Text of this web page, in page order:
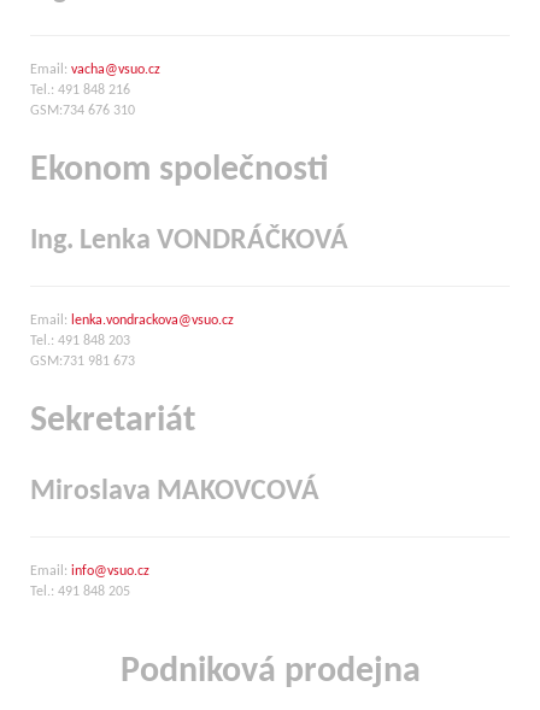
Email: vacha@vsuo.cz
Tel.: 491 848 216
GSM:734 676 310
Ekonom společnosti
Ing. Lenka VONDRÁČKOVÁ
Email: lenka.vondrackova@vsuo.cz
Tel.: 491 848 203
GSM:731 981 673
Sekretariát
Miroslava MAKOVCOVÁ
Email: info@vsuo.cz
Tel.: 491 848 205
Podniková prodejna